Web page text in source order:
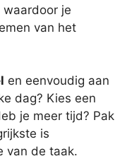
je
van het
en eenvoudig aan
dag? Kies een
je meer tijd? Pak
is
van de taak.